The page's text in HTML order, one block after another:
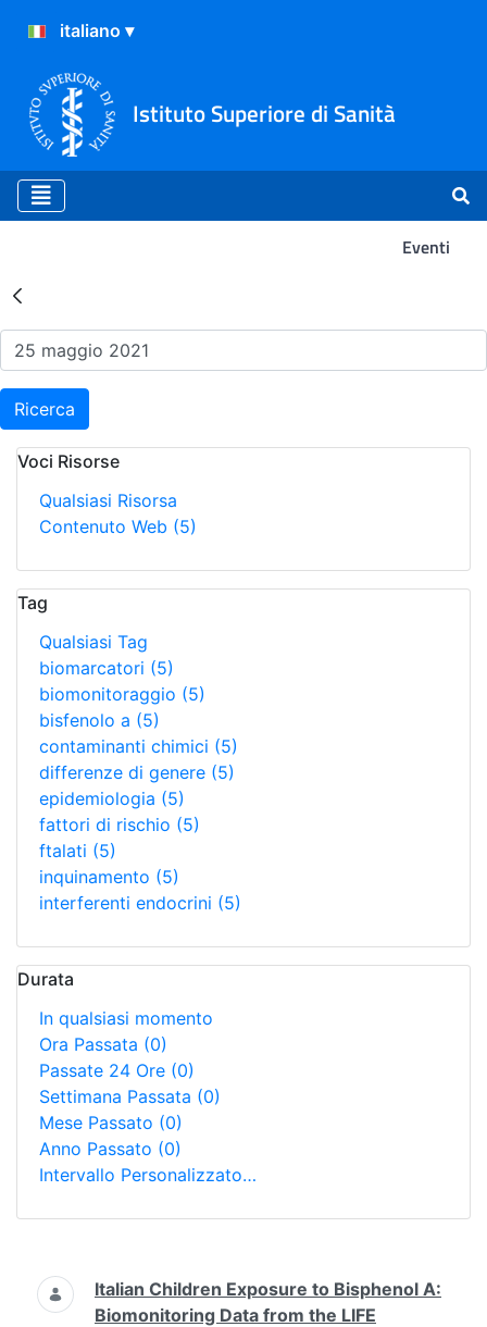
Istituto Superiore di Sanità
Eventi
Risultati della Ricerca -
Ricerca
Voci Risorse
Qualsiasi Risorsa
Contenuto Web (5)
Tag
Qualsiasi Tag
biomarcatori (5)
biomonitoraggio (5)
bisfenolo a (5)
contaminanti chimici (5)
differenze di genere (5)
epidemiologia (5)
fattori di rischio (5)
ftalati (5)
inquinamento (5)
interferenti endocrini (5)
Durata
In qualsiasi momento
Ora Passata (0)
Passate 24 Ore (0)
Settimana Passata (0)
Mese Passato (0)
Anno Passato (0)
Intervallo Personalizzato…
Ricerca
Italian Children Exposure to Bisphenol A:
Biomonitoring Data from the LIFE